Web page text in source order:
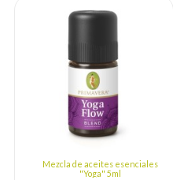
Mezcla de aceites esenciales
"Yoga" 5ml